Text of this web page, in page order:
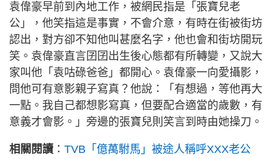
袁偉豪早前到內地工作，被網民指是「張寶兒老
公」，他笑指這是事實，不會介意，有時在街被街坊
認出，對方卻不知他叫甚麼名字，他也會和街坊開玩
笑。袁偉豪直言囝囝出生後心態都有所轉變，又說大
家叫他「袁咕碌爸爸」都開心。袁偉豪一向愛攝影，
問他可有意影親子寫真？他說：「有想過，等他再大
一點。我自己都想影寫真，但要配合適當的歲數，有
意義才會影。」旁邊的張寶兒則笑言到時由她操刀。
相關閱讀 ： TVB「億萬駙馬」被途人稱呼XXX老公